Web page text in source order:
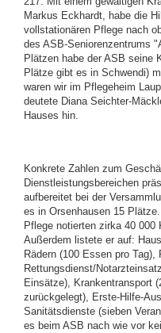
Markus Eckhardt, habe die
vollstationären Pflege nach
des ASB-Seniorenzentrums
Plätzen habe der ASB seine
Plätze gibt es in Schwendi)
waren wir im Pflegeheim
deutete Diana Seichter-
Hauses hin.
Konkrete Zahlen zum
Dienstleistungsbereichen
aufbereitet bei der
es in Orsenhausen 15
Pflege notierten zirka 40 000
Außerdem listete er auf:
Rädern (100 Essen pro
Rettungsdienst/
Einsätze), Krankentransport
zurückgelegt), Erste-Hilfe-
Sanitätsdienste (sieben
es beim ASB nach wie vor